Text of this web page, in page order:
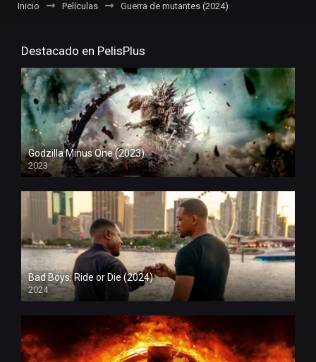
Inicio Películas Guerra de mutantes (2024)
Destacado en PelisPlus
Godzilla Minus One (2023)
2023
Bad Boys: Ride or Die (2024)
2024